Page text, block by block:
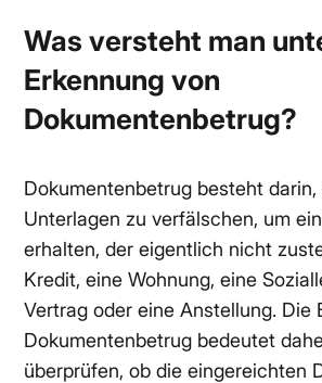
Was versteht man
Erkennung von
Dokumentenbetrug?
Dokumentenbetrug besteht
Unterlagen zu verfälschen, um
erhalten, der eigentlich nicht
Kredit, eine Wohnung, eine
Vertrag oder eine Anstellung. Die
Dokumentenbetrug bedeutet
überprüfen, ob die eingereichten